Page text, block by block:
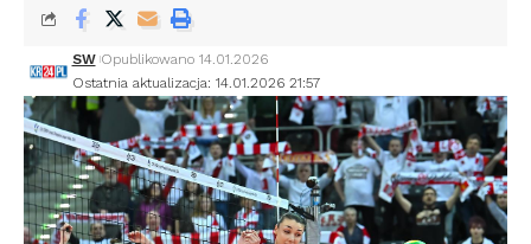
Ostatnia aktualizacja: 14.01.2026 21:57
SW Opublikowano 14.01.2026